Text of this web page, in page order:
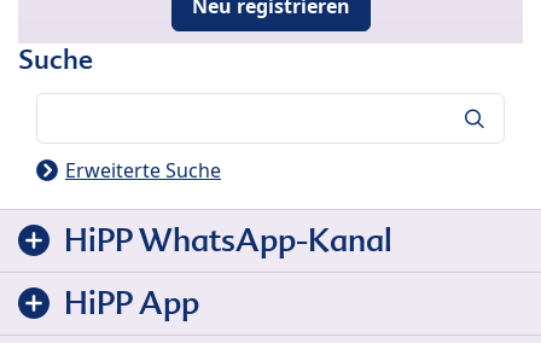
Neu registrieren
Suche
Erweiterte Suche
HiPP WhatsApp-Kanal
HiPP App